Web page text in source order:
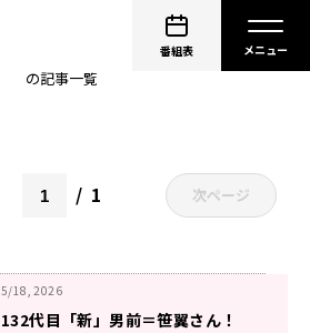
番組表
の記事一覧
1 次ページ
5/18, 2026
132代目「新」男前＝笹翼さん！